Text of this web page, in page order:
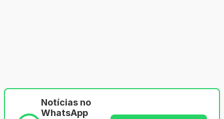
Notícias no
WhatsApp